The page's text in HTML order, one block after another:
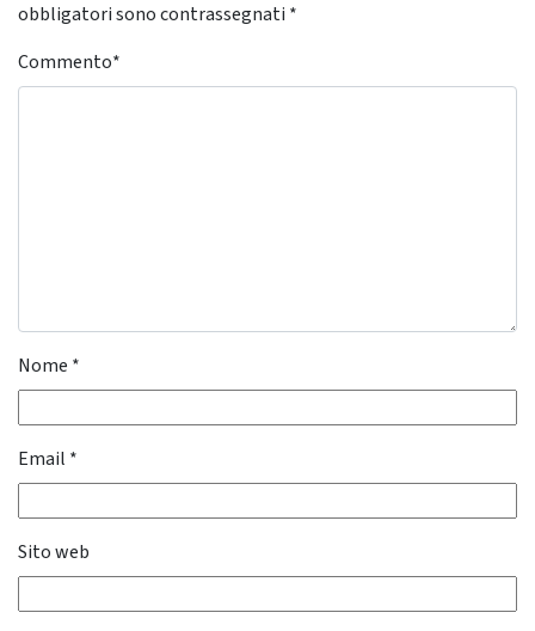
obbligatori sono contrassegnati *
Commento*
Nome *
Email *
Sito web